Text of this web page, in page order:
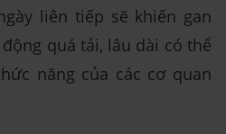
liên tiếp sẽ khiến gan
quá tải, lâu dài có thể
năng của các cơ quan